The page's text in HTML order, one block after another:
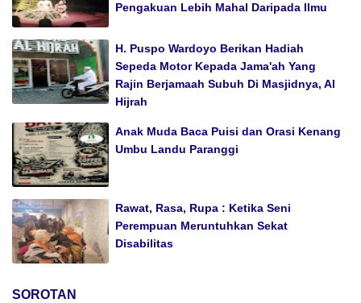
Pengakuan Lebih Mahal Daripada Ilmu
H. Puspo Wardoyo Berikan Hadiah
Sepeda Motor Kepada Jama'ah Yang
Rajin Berjamaah Subuh Di Masjidnya, Al
Hijrah
Anak Muda Baca Puisi dan Orasi Kenang
Umbu Landu Paranggi
Rawat, Rasa, Rupa : Ketika Seni
Perempuan Meruntuhkan Sekat
Disabilitas
SOROTAN